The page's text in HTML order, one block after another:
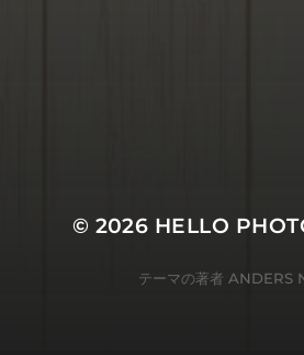
© 2026 HELLO
テーマの著者 ANDERS